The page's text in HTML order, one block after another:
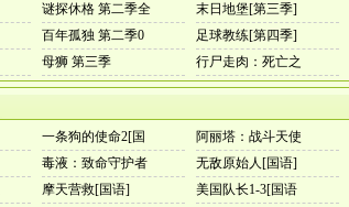
谜探休格 第二季全 末日地堡[第三季]
百年孤独 第二季0 足球教练[第四季]
母狮 第三季 行尸走肉：死亡之
一条狗的使命2[国 阿丽塔：战斗天使
毒液：致命守护者 无敌原始人[国语]
摩天营救[国语] 美国队长1-3[国语